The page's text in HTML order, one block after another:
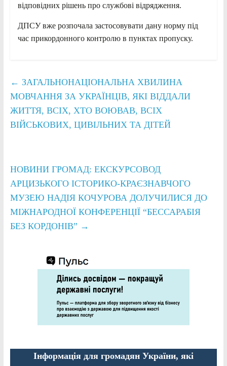
відповідних рішень про службові відрядження.
ДПСУ вже розпочала застосовувати дану норму під
час прикордонного контролю в пунктах пропуску.
← ЗАГАЛЬНОНАЦІОНАЛЬНА ХВИЛИНА
МОВЧАННЯ ЗА УКРАЇНЦІВ, ЯКІ ВІДДАЛИ
ЖИТТЯ, ВСІХ, ХТО ВОЮВАВ, ВСІХ
ВІЙСЬКОВИХ, ЦИВІЛЬНИХ ТА ДІТЕЙ
НОВИНИ ГРОМАД: ЕКСКУРСОВОД
АРЦИЗЬКОГО ІСТОРИКО-КРАЄЗНАВЧОГО
МУЗЕЮ НАДІЯ КОЧУРОВА ДОЛУЧИЛИСЯ ДО
МІЖНАРОДНОЇ КОНФЕРЕНЦІЇ “БЕССАРАБІЯ
БЕЗ КОРДОНІВ” →
Інформація для громадян України, які